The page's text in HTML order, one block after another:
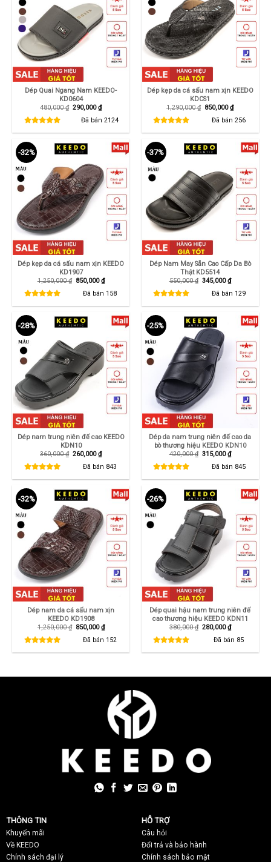
Dép Quai Ngang Nam KEEDO-
KD0604
480,000₫ Giá
480,000 ₫.
290,000₫Giá
hiện
tại
là:
290,000 ₫.
Đã bán2124
Dép kẹp da cá sấu nam xịn KEEDO
KDCS1
1,290,000₫ Giá
1,290,000 ₫.
850,000₫Giá
hiện
tại
là:
850,000 ₫.
Đã bán256
-32%
Dép kẹp da cá sấu nam xịn KEEDO
KD1907
1,250,000₫ Giá
1,250,000 ₫.
850,000₫Giá
hiện
tại
là:
850,000 ₫.
Đã bán 158
-37%
Dép Nam May Sẵn Cao Cấp Da Bò
Thật KD5514
550,000₫ Giá
550,000 ₫.
345,000₫Giá
hiện
tại
là:
345,000 ₫.
Đã bán 129
-28%
Dép nam trung niên đế cao KEEDO
KDN10
360,000₫ Giá
360,000 ₫.
260,000₫Giá
hiện
tại
là:
260,000 ₫.
Đã bán 843
-25%
Dép da nam trung niên đế cao da
bò thương hiệu KEEDO KDN10
420,000₫ Giá
420,000 ₫.
315,000₫Giá
hiện
tại
là:
315,000 ₫.
Đã bán 845
-32%
Dép nam da cá sấu nam xịn
KEEDO KD1908
1,250,000₫ Giá
1,250,000 ₫.
850,000₫Giá
hiện
tại
là:
850,000 ₫.
Đã bán 152
-26%
Dép quai hậu nam trung niên đế
cao thương hiệu KEEDO KDN11
380,000₫ Giá
380,000 ₫.
280,000₫Giá
hiện
tại
là:
280,000 ₫.
Đã bán 85
THÔNG TIN
Khuyến mãi
Về KEEDO
Chính sách đại lý
HỖ TRỢ
Câu hỏi
Đổi trả và bảo hành
Chính sách bảo mật